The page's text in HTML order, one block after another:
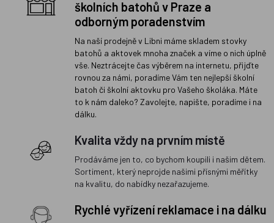
školních batohů v Praze a
odborným poradenstvím
Na naší prodejně v Libni máme skladem stovky
batohů a aktovek mnoha značek a víme o nich úplně
vše. Neztrácejte čas výběrem na internetu, přijďte
rovnou za námi, poradíme Vám ten nejlepší školní
batoh či školní aktovku pro Vašeho školáka. Máte
to k nám daleko? Zavolejte, napište, poradíme i na
dálku.
Kvalita vždy na prvním místě
Prodáváme jen to, co bychom koupili i našim dětem.
Sortiment, který neprojde našimi přísnými měřítky
na kvalitu, do nabídky nezařazujeme.
Rychlé vyřízení reklamace i na dálku